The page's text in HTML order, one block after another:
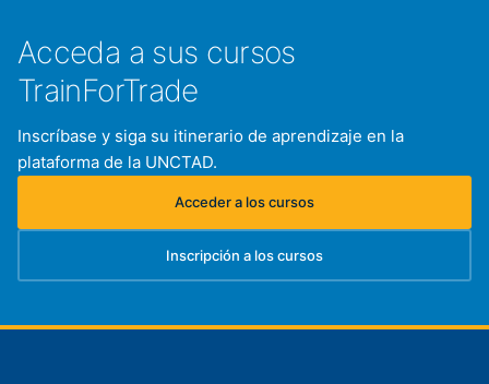
Acceda a sus cursos
TrainForTrade
Inscríbase y siga su itinerario de aprendizaje en la
plataforma de la UNCTAD.
Acceder a los cursos
(se abre en una nueva pestaña)
Inscripción a los cursos
(se abre en una nueva pestaña)